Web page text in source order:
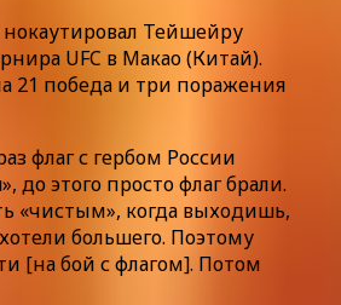
нокаутировал Тейшейру
UFC в Макао (Китай).
21 победа и три поражения
флаг с гербом России
до этого просто флаг брали.
«чистым», когда выходишь,
большего. Поэтому
[на бой с флагом]. Потом